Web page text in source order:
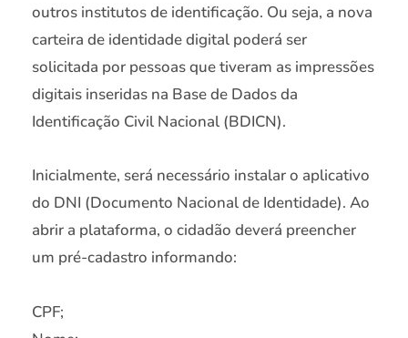
outros institutos de identificação. Ou seja, a nova
carteira de identidade digital poderá ser
solicitada por pessoas que tiveram as impressões
digitais inseridas na Base de Dados da
Identificação Civil Nacional (BDICN).
Inicialmente, será necessário instalar o aplicativo
do DNI (Documento Nacional de Identidade). Ao
abrir a plataforma, o cidadão deverá preencher
um pré-cadastro informando:
CPF;